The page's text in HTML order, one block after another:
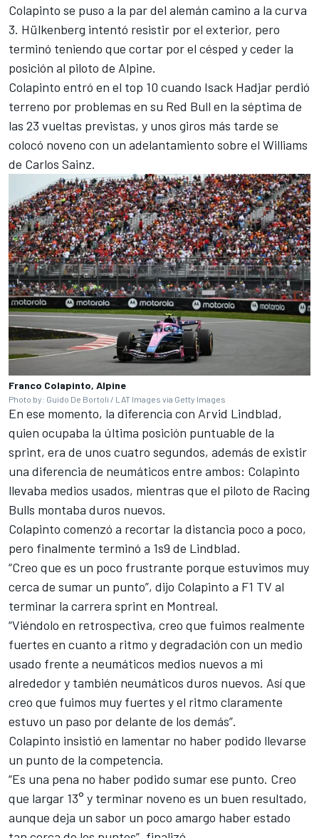
Colapinto se puso a la par del alemán camino a la curva
3. Hülkenberg intentó resistir por el exterior, pero
terminó teniendo que cortar por el césped y ceder la
posición al piloto de Alpine.
Colapinto entró en el top 10 cuando Isack Hadjar perdió
terreno por problemas en su Red Bull en la séptima de
las 23 vueltas previstas, y unos giros más tarde se
colocó noveno con un adelantamiento sobre el Williams
de Carlos Sainz.
Franco Colapinto, Alpine
Photo by: Guido De Bortoli / LAT Images via Getty Images
En ese momento, la diferencia con Arvid Lindblad,
quien ocupaba la última posición puntuable de la
sprint, era de unos cuatro segundos, además de existir
una diferencia de neumáticos entre ambos: Colapinto
llevaba medios usados, mientras que el piloto de Racing
Bulls montaba duros nuevos.
Colapinto comenzó a recortar la distancia poco a poco,
pero finalmente terminó a 1s9 de Lindblad.
“Creo que es un poco frustrante porque estuvimos muy
cerca de sumar un punto”, dijo Colapinto a F1 TV al
terminar la carrera sprint en Montreal.
“Viéndolo en retrospectiva, creo que fuimos realmente
fuertes en cuanto a ritmo y degradación con un medio
usado frente a neumáticos medios nuevos a mi
alrededor y también neumáticos duros nuevos. Así que
creo que fuimos muy fuertes y el ritmo claramente
estuvo un paso por delante de los demás”.
Colapinto insistió en lamentar no haber podido llevarse
un punto de la competencia.
“Es una pena no haber podido sumar ese punto. Creo
que largar 13° y terminar noveno es un buen resultado,
aunque deja un sabor un poco amargo haber estado